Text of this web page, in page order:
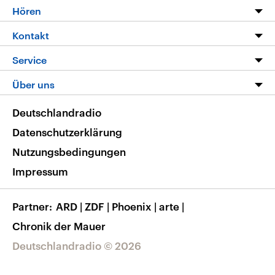
Programm
Die Nachrichten
Nachrichtenleicht
Neue Beiträge auf dlf.de
Hören
Livestream
Podcasts
Deutschlandfunk App
Nachrichten App
Frequenzen
Kontakt
Hörerservice
Service
FAQ
Veranstaltungen
Musikliste
RSS
Über uns
Barrierefreiheit
Deutschlandradio © 2026
Deutschlandradio
Datenschutzerklärung
Nutzungsbedingungen
Impressum
Partner ARD | ZDF | Phoenix | arte |
Chronik der Mauer